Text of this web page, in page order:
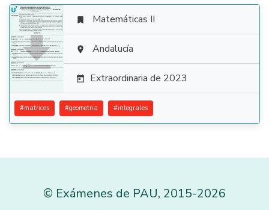

 Matemáticas II
 Andalucía
 Extraordinaria de 2023
#matrices #geometria #integrales
© Exámenes de PAU, 2015-2026